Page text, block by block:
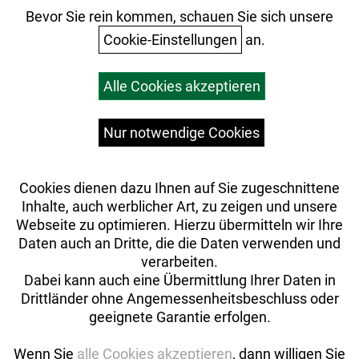
Ihr Einkauf
Versandkosten
Bevor Sie rein kommen, schauen Sie sich unsere
Cookie-Einstellungen an.
Alle Cookies akzeptieren
Nur notwendige Cookies
Cookies dienen dazu Ihnen auf Sie zugeschnittene
Inhalte, auch werblicher Art, zu zeigen und unsere
Webseite zu optimieren. Hierzu übermitteln wir Ihre
Daten auch an Dritte, die die Daten verwenden und
verarbeiten.
Dabei kann auch eine Übermittlung Ihrer Daten in
Drittländer ohne Angemessenheitsbeschluss oder
geeignete Garantie erfolgen.
Wenn Sie alle Cookies akzeptieren, dann willigen Sie